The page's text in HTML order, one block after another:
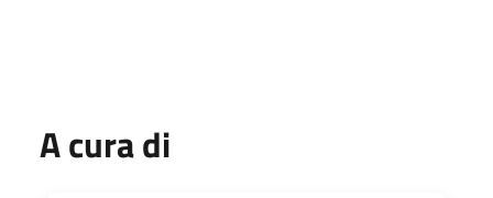
A cura di